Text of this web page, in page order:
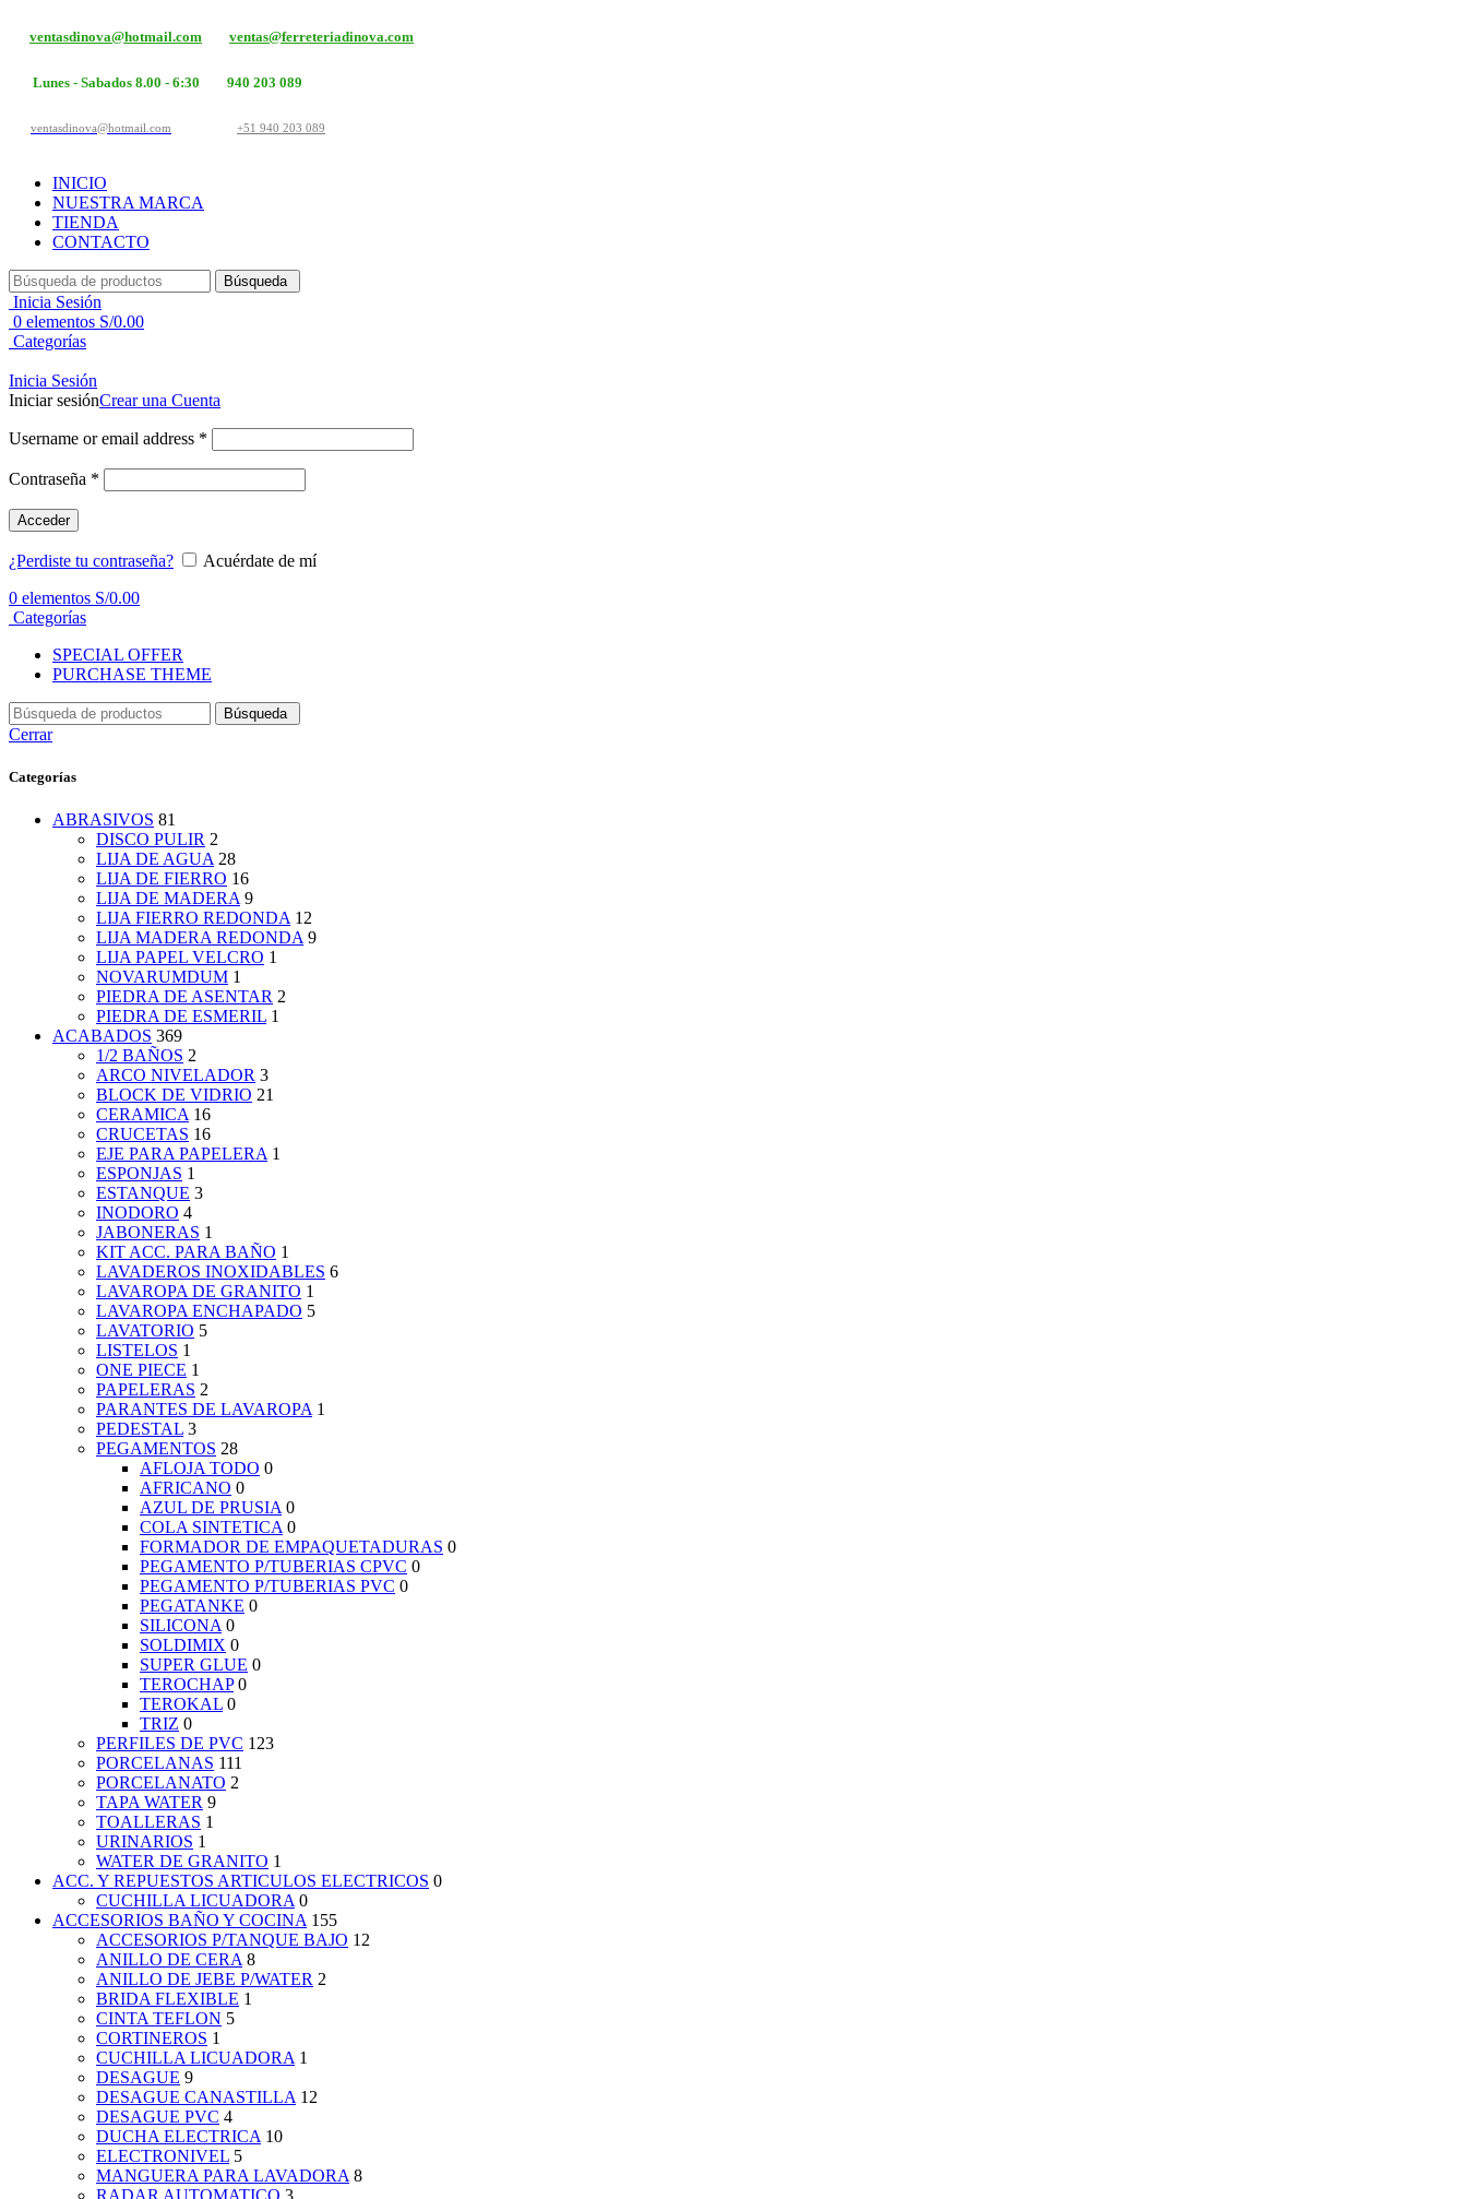
ventasdinova@hotmail.com ventas@ferreteriadinova.com
Lunes - Sabados 8.00 - 6:30 940 203 089
ventasdinova@hotmail.com +51 940 203 089
INICIO
NUESTRA MARCA
TIENDA
CONTACTO
Búsqueda
Inicia Sesión
0 elementos S/0.00
Categorías
Inicia Sesión
Iniciar sesiónCrear una Cuenta
Username or email address *
Contraseña *
Acceder
¿Perdiste tu contraseña?
Acuérdate de mí
0 elementos S/0.00
Categorías
SPECIAL OFFER
PURCHASE THEME
Búsqueda
Cerrar
Categorías
ABRASIVOS 81
DISCO PULIR 2
LIJA DE AGUA 28
LIJA DE FIERRO 16
LIJA DE MADERA 9
LIJA FIERRO REDONDA 12
LIJA MADERA REDONDA 9
LIJA PAPEL VELCRO 1
NOVARUMDUM 1
PIEDRA DE ASENTAR 2
PIEDRA DE ESMERIL 1
ACABADOS 369
1/2 BAÑOS 2
ARCO NIVELADOR 3
BLOCK DE VIDRIO 21
CERAMICA 16
CRUCETAS 16
EJE PARA PAPELERA 1
ESPONJAS 1
ESTANQUE 3
INODORO 4
JABONERAS 1
KIT ACC. PARA BAÑO 1
LAVADEROS INOXIDABLES 6
LAVAROPA DE GRANITO 1
LAVAROPA ENCHAPADO 5
LAVATORIO 5
LISTELOS 1
ONE PIECE 1
PAPELERAS 2
PARANTES DE LAVAROPA 1
PEDESTAL 3
PEGAMENTOS 28
AFLOJA TODO 0
AFRICANO 0
AZUL DE PRUSIA 0
COLA SINTETICA 0
FORMADOR DE EMPAQUETADURAS 0
PEGAMENTO P/TUBERIAS CPVC 0
PEGAMENTO P/TUBERIAS PVC 0
PEGATANKE 0
SILICONA 0
SOLDIMIX 0
SUPER GLUE 0
TEROCHAP 0
TEROKAL 0
TRIZ 0
PERFILES DE PVC 123
PORCELANAS 111
PORCELANATO 2
TAPA WATER 9
TOALLERAS 1
URINARIOS 1
WATER DE GRANITO 1
ACC. Y REPUESTOS ARTICULOS ELECTRICOS 0
CUCHILLA LICUADORA 0
ACCESORIOS BAÑO Y COCINA 155
ACCESORIOS P/TANQUE BAJO 12
ANILLO DE CERA 8
ANILLO DE JEBE P/WATER 2
BRIDA FLEXIBLE 1
CINTA TEFLON 5
CORTINEROS 1
CUCHILLA LICUADORA 1
DESAGUE 9
DESAGUE CANASTILLA 12
DESAGUE PVC 4
DUCHA ELECTRICA 10
ELECTRONIVEL 5
MANGUERA PARA LAVADORA 8
RADAR AUTOMATICO 3